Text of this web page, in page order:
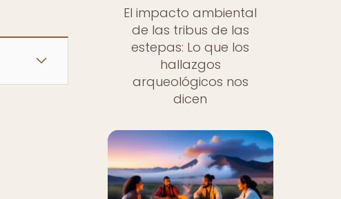
El impacto ambiental
de las tribus de las
estepas: Lo que los
hallazgos
arqueológicos nos
dicen